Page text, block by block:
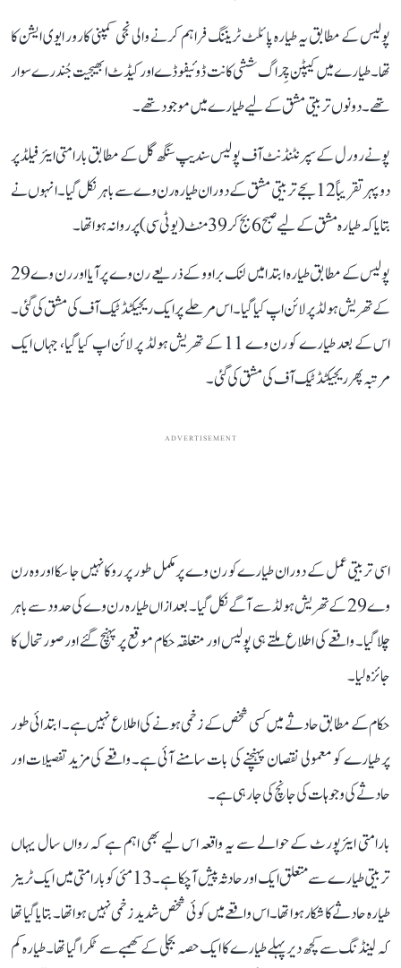
پولیس کے مطابق یہ طیارہ پائلٹ ٹریننگ فراہم کرنے والی نجی کمپنی کارور ایوی ایشن کا
تھا۔ طیارے میں کیپٹن چِراگ ششی کانت ڈوئیفوڈے اور کیڈٹ ابھیجیت جُندرے سوار
تھے۔ دونوں تربیتی مشق کے لیے طیارے میں موجود تھے۔
پونے رورل کے سپرنٹنڈنٹ آف پولیس سندیپ سنگھ گل کے مطابق بارامتی ایئر فیلڈ پر
دوپہر تقریباً 12 بجے تربیتی مشق کے دوران طیارہ رن وے سے باہر نکل گیا۔ انہوں نے
بتایا کہ طیارہ مشق کے لیے صبح 6 بج کر 39 منٹ (یو ٹی سی) پر روانہ ہوا تھا۔
پولیس کے مطابق طیارہ ابتدا میں لنک براوو کے ذریعے رن وے پر آیا اور رن وے 29
کے تھریش ہولڈ پر لائن اپ کیا گیا۔ اس مرحلے پر ایک ریجیکٹڈ ٹیک آف کی مشق کی گئی۔
اس کے بعد طیارے کو رن وے 11 کے تھریش ہولڈ پر لائن اپ کیا گیا، جہاں ایک
مرتبہ پھر ریجیکٹڈ ٹیک آف کی مشق کی گئی۔
ADVERTISEMENT
اسی تربیتی عمل کے دوران طیارے کو رن وے پر مکمل طور پر روکا نہیں جا سکا اور وہ رن
وے 29 کے تھریش ہولڈ سے آگے نکل گیا۔ بعد ازاں طیارہ رن وے کی حدود سے باہر
چلا گیا۔ واقعے کی اطلاع ملتے ہی پولیس اور متعلقہ حکام موقع پر پہنچ گئے اور صورتحال کا
جائزہ لیا۔
حکام کے مطابق حادثے میں کسی شخص کے زخمی ہونے کی اطلاع نہیں ہے۔ ابتدائی طور
پر طیارے کو معمولی نقصان پہنچنے کی بات سامنے آئی ہے۔ واقعے کی مزید تفصیلات اور
حادثے کی وجوہات کی جانچ کی جا رہی ہے۔
بارامتی ایئرپورٹ کے حوالے سے یہ واقعہ اس لیے بھی اہم ہے کہ رواں سال یہاں
تربیتی طیارے سے متعلق ایک اور حادثہ پیش آ چکا ہے۔ 13 مئی کو بارامتی میں ایک ٹرینر
طیارہ حادثے کا شکار ہوا تھا۔ اس واقعے میں کوئی شخص شدید زخمی نہیں ہوا تھا۔ بتایا گیا تھا
کہ لینڈنگ سے کچھ دیر پہلے طیارے کا ایک حصہ بجلی کے کھمبے سے ٹکرا گیا تھا۔ طیارہ کم